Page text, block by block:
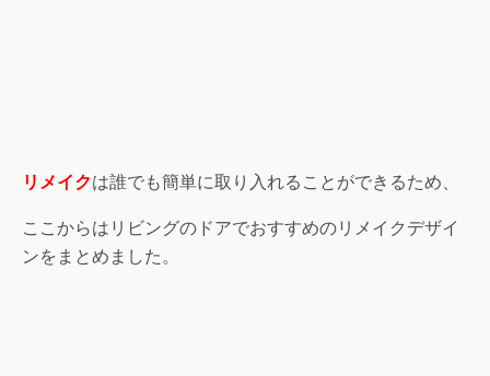
リメイクは誰でも簡単に取り入れることができるため、
ここからはリビングのドアでおすすめのリメイクデザイ
ンをまとめました。